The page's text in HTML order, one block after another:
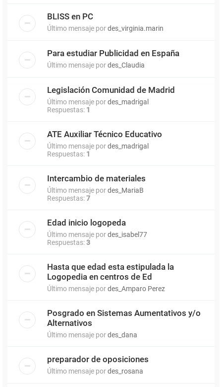
BLISS en PC
Último mensaje pordes_virginia.marin
Para estudiar Publicidad en España
Último mensaje pordes_Claudia
Legislación Comunidad de Madrid
Último mensaje pordes_madrigal
Respuestas: 1
ATE Auxiliar Técnico Educativo
Último mensaje pordes_madrigal
Respuestas: 1
Intercambio de materiales
Último mensaje pordes_MariaB
Respuestas:7
Edad inicio logopeda
Último mensaje pordes_isabel77
Respuestas:3
Hasta que edad esta estipulada la
Logopedia en centros de Ed
Último mensaje pordes_Amparo Perez
Posgrado en Sistemas Aumentativos y/o
Alternativos
Último mensaje pordes_dana
preparador de oposiciones
Último mensaje pordes_rosana